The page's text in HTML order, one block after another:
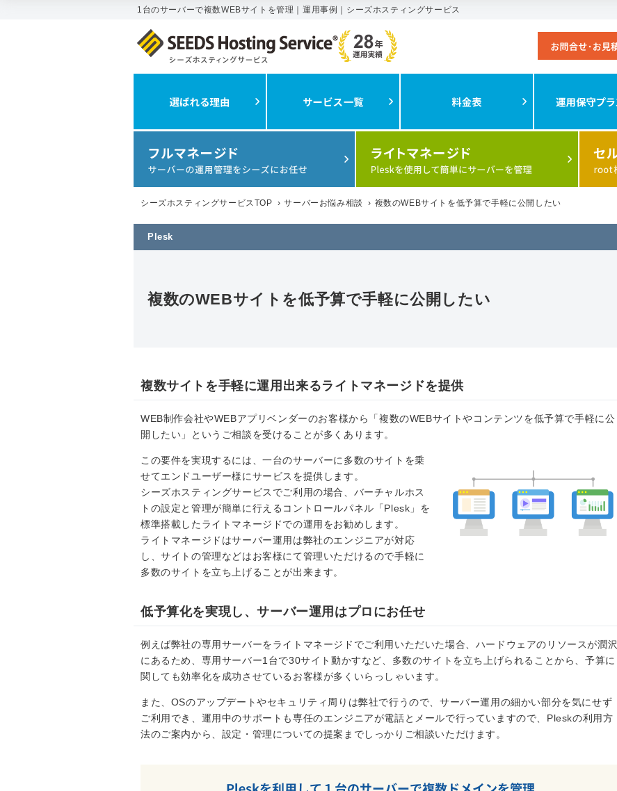
1台のサーバーで複数WEBサイトを管理｜運用事例｜シーズホスティングサービス
シーズホスティングサービスTOP › サーバーお悩み相談 › 複数のWEBサイトを低予算で手軽に公開したい
Plesk
複数のWEBサイトを低予算で手軽に公開したい
複数サイトを手軽に運用出来るライトマネージドを提供
WEB制作会社やWEBアプリベンダーのお客様から「複数のWEBサイトやコンテンツを低予算で手軽に公
開したい」というご相談を受けることが多くあります。
この要件を実現するには、一台のサーバーに多数のサイトを乗
せてエンドユーザー様にサービスを提供します。
シーズホスティングサービスでご利用の場合、バーチャルホス
トの設定と管理が簡単に行えるコントロールパネル「Plesk」を
標準搭載したライトマネージドでの運用をお勧めします。
ライトマネージドはサーバー運用は弊社のエンジニアが対応
し、サイトの管理などはお客様にて管理いただけるので手軽に
多数のサイトを立ち上げることが出来ます。
低予算化を実現し、サーバー運用はプロにお任せ
例えば弊社の専用サーバーをライトマネージドでご利用いただいた場合、ハードウェアのリソースが潤沢
にあるため、専用サーバー1台で30サイト動かすなど、多数のサイトを立ち上げられることから、予算に
関しても効率化を成功させているお客様が多くいらっしゃいます。
また、OSのアップデートやセキュリティ周りは弊社で行うので、サーバー運用の細かい部分を気にせず
ご利用でき、運用中のサポートも専任のエンジニアが電話とメールで行っていますので、Pleskの利用方
法のご案内から、設定・管理についての提案までしっかりご相談いただけます。